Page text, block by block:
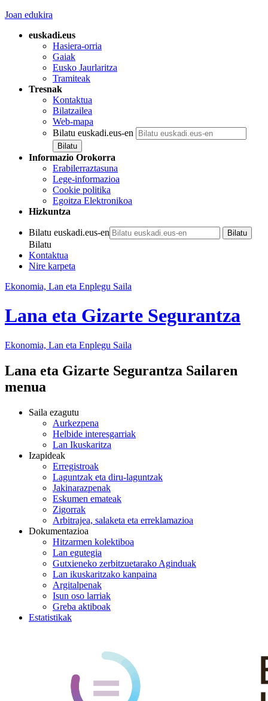
Joan edukira
euskadi.eus
Hasiera-orria
Gaiak
Eusko Jaurlaritza
Tramiteak
Tresnak
Kontaktua
Bilatzailea
Web-mapa
Bilatu euskadi.eus-en
Informazio Orokorra
Erabilerraztasuna
Lege-informazioa
Cookie politika
Egoitza Elektronikoa
Hizkuntza
Bilatu euskadi.eus-en
Bilatu
Kontaktua
Nire karpeta
Ekonomia, Lan eta Enplegu Saila
Lana eta Gizarte Segurantza
Ekonomia, Lan eta Enplegu Saila
Lana eta Gizarte Segurantza Sailaren
menua
Saila ezagutu
Aurkezpena
Helbide interesgarriak
Lan Ikuskaritza
Izapideak
Erregistroak
Laguntzak eta diru-laguntzak
Jakinarazpenak
Eskumen emateak
Zigorrak
Arbitrajea, salaketa eta erreklamazioa
Dokumentazioa
Hitzarmen kolektiboa
Lan egutegia
Gutxieneko zerbitzuetarako Aginduak
Lan ikuskaritzako kanpaina
Argitalpenak
Isun oso larriak
Greba aktiboak
Estatistikak